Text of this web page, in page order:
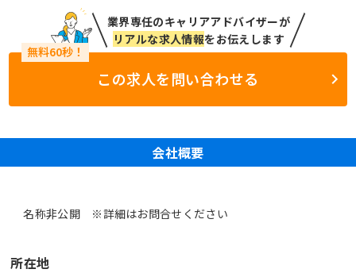
業界専任のキャリアアドバイザーが
リアルな求人情報をお伝えします
この求人を問い合わせる
会社概要
名称非公開 ※詳細はお問合せください
所在地